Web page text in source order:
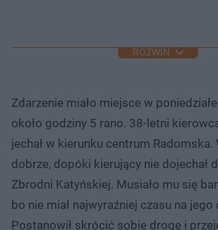
ROZWIŃ
Zdarzenie miało miejsce w
około godziny 5 rano. 38-letni
jechał w kierunku centrum Radomska.
dobrze, dopóki kierujący nie dojechał
Zbrodni Katyńskiej. Musiało mu się
bo nie miał najwyraźniej czasu na jego
Postanowił skrócić sobie drogę i